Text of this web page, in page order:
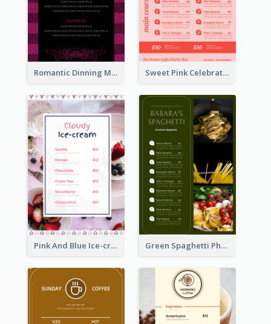
Romantic Dinning Menu For Two Design Templates Sweet Pink Celebration Menu Template Design
Pink And Blue Ice-cream Photo Dessert Menu Green Spaghetti Photos Grand Restaurant Menu